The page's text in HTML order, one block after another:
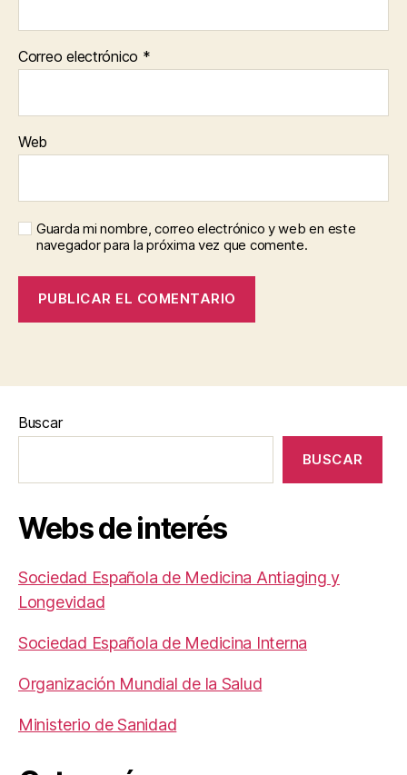
Correo electrónico *
Web
Guarda mi nombre, correo electrónico y web en este
navegador para la próxima vez que comente.
Buscar
BUSCAR
Webs de interés
Sociedad Española de Medicina Antiaging y
Longevidad
Sociedad Española de Medicina Interna
Organización Mundial de la Salud
Ministerio de Sanidad